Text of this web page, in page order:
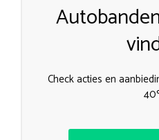
Check acties en